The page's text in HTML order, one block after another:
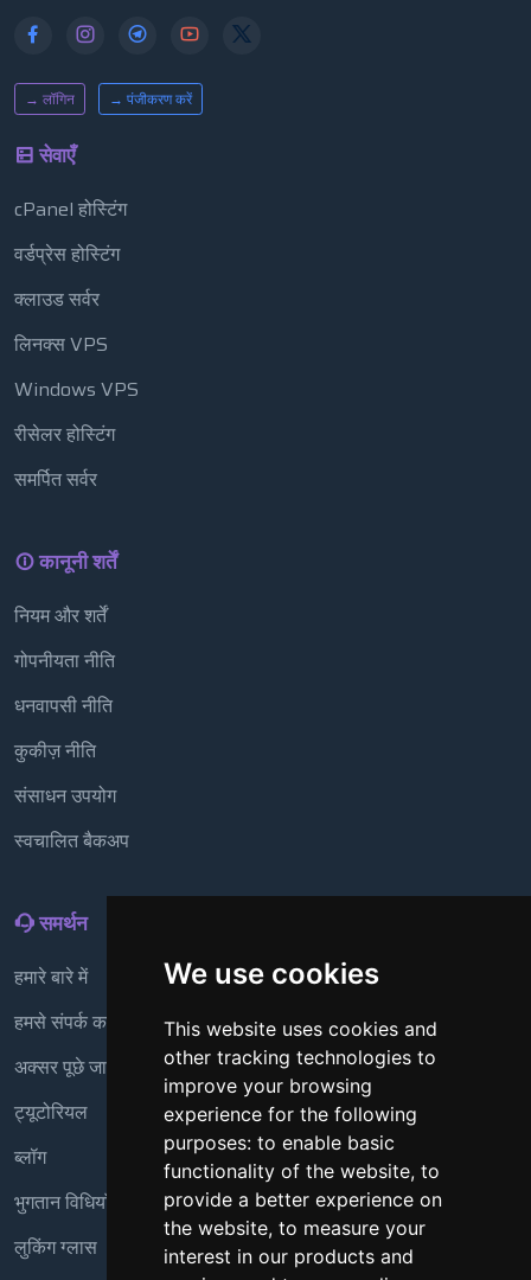
We use cookies
This website uses cookies and
other tracking technologies to
improve your browsing
experience for the following
purposes: to enable basic
functionality of the website, to
provide a better experience on
the website, to measure your
interest in our products and
→ लॉगिन → पंजीकरण करें
सेवाएँ
cPanel होस्टिंग
वर्डप्रेस होस्टिंग
क्लाउड सर्वर
लिनक्स VPS
Windows VPS
रीसेलर होस्टिंग
समर्पित सर्वर
कानूनी शर्तें
नियम और शर्तें
गोपनीयता नीति
धनवापसी नीति
कुकीज़ नीति
संसाधन उपयोग
स्वचालित बैकअप
समर्थन
हमारे बारे में
हमसे संपर्क करें
अक्सर पूछे जाने वाले प्रश्न
ट्यूटोरियल
ब्लॉग
भुगतान विधियाँ
लुकिंग ग्लास